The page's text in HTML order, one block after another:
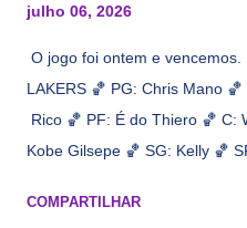
julho 06, 2026
O jogo foi ontem e vencemos.
LAKERS 🏀 PG: Chris Mano
Rico 🏀 PF: É do Thiero 🏀 C:
Kobe Gilsepe 🏀 SG: Kelly 🏀
Na quadra Transmissão: NBA
COMPARTILHAR